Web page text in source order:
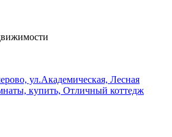
ул.Академическая, Лесная
купить, Отличный коттедж